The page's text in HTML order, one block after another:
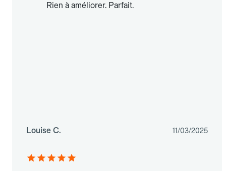
Rien à améliorer. Parfait.
Louise C. 11/03/2025